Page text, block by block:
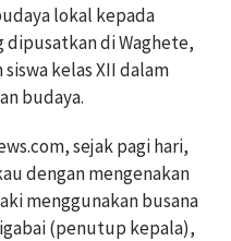
lokal kepada
dipusatkan di Waghete,
kelas XII dalam
budaya.
sejak pagi hari,
dengan mengenakan
menggunakan busana
(penutup kepala),